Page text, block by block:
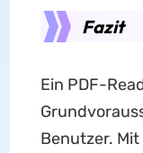
Fazit
Ein PDF-
Benutzer. Mit